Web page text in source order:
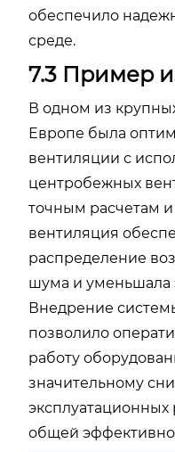
обеспечило
среде.
7.3 Пример
В одном из
Европе была
вентиляции с
центробежных
точным расчетам
вентиляция
распределение
шума и уменьшала
Внедрение
позволило
работу
значительному
общей